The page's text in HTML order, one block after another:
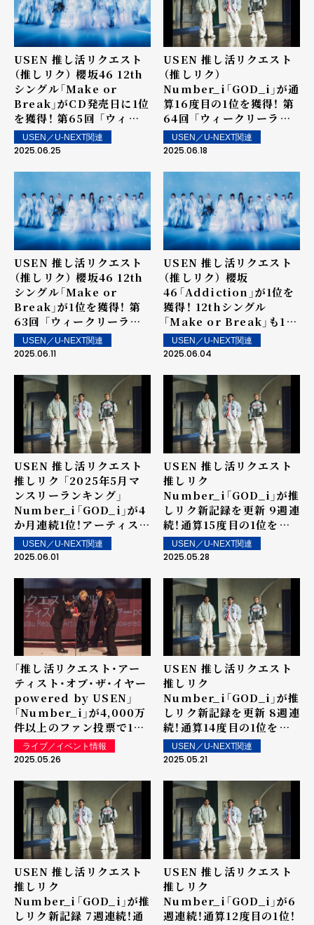
USEN 推し活リクエスト
（推しリク） 櫻坂46 12th
シングル「Make or
Break」がCD発売日に1位
を獲得！ 第65回 「ウィー
クリーランキング」を発表
～ 上位ランクイン楽曲は
USEN／U-NEXT関連
2025.06.25
USEN 推し活リクエスト
（推しリク）
Number_i「GOD_i」が通
算16度目の1位を獲得！ 第
64回 「ウィークリーラン
キング」を発表～ 上位ラン
クイン楽曲は街中・店内で
USEN／U-NEXT関連
2025.06.18
USEN 推し活リクエスト
（推しリク） 櫻坂46 12th
シングル「Make or
Break」が1位を獲得！ 第
63回 「ウィークリーラン
キング」を発表～ 上位ラン
クイン楽曲は街中・店内で
USEN／U-NEXT関連
2025.06.11
USEN 推し活リクエスト
（推しリク） 櫻坂
46「Addiction」が1位を
獲得！ 12thシングル
「Make or Break」も15
位にランクイン！第62回
「ウィークリーランキン
ン楽曲は街中・店内で配
信！
USEN／U-NEXT関連
2025.06.04
USEN 推し活リクエスト
推しリク 「2025年5月マ
ンスリーランキング」
Number_i「GOD_i」が4
か月連続1位！アーティスト
としては6か月連続の1位
を記録！
USEN／U-NEXT関連
2025.06.01
USEN 推し活リクエスト
推しリク
Number_i「GOD_i」が推
しリク新記録を更新 9週連
続！通算15度目の1位を獲
得！ 第61回 「ウィークリー
ランキング」を発表～ 上位
内で配信！
USEN／U-NEXT関連
2025.05.28
「推し活リクエスト・アー
ティスト・オブ・ザ・イヤー
powered by USEN」
「Number_i」が4,000万
件以上のファン投票で1位
に決定！ 5/22（木）
「MUSIC AWARDS
Ceremony」で発表・表彰
ライブ／イベント情報
2025.05.26
USEN 推し活リクエスト
推しリク
Number_i「GOD_i」が推
しリク新記録を更新 8週連
続！通算14度目の1位を獲
得！ 第60回 「ウィークリ
ーランキング」を発表～ 上
店内で配信！
USEN／U-NEXT関連
2025.05.21
USEN 推し活リクエスト
推しリク
Number_i「GOD_i」が推
しリク新記録 7週連続！通
USEN 推し活リクエスト
推しリク
Number_i「GOD_i」が6
週連続！通算12度目の1位！